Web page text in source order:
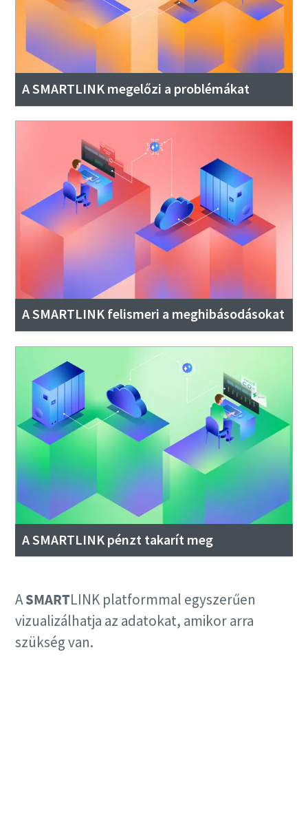
A SMARTLINK megelőzi a problémákat
A SMARTLINK felismeri a meghibásodásokat
A SMARTLINK pénzt takarít meg
ASMARTLINK platformmal egyszerűen
vizualizálhatja az adatokat, amikor arra
szükség van.